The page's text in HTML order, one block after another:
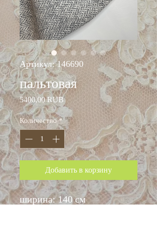
Артикул: 146690
пальтовая
5400,00 RUBЦена
Количество *
Добавить в корзину
ширина: 140 см